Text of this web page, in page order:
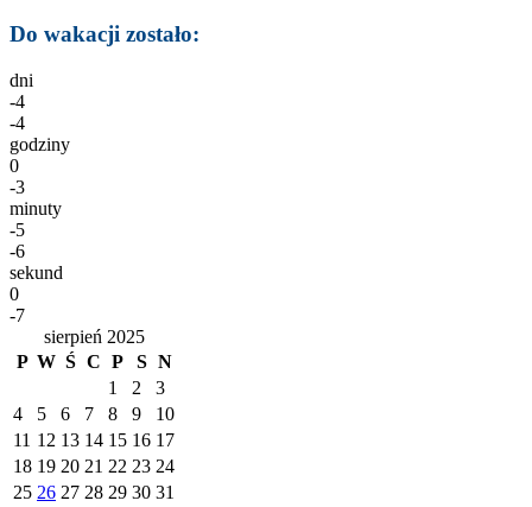
Do wakacji zostało:
dni
-4
-4
godziny
0
-3
minuty
-5
-6
sekund
0
-7
sierpień 2025
P W Ś C P S N
1
2
3
4
5 6 7 8 9
10
11 12 13 14 15 16 17
18 19 20 21 22 23 24
25 26 27 28 29 30 31